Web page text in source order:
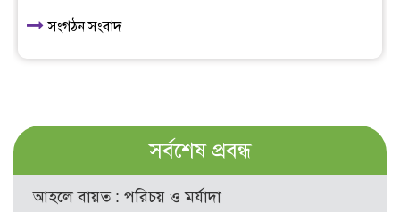
সংগঠন সংবাদ
সর্বশেষ প্রবন্ধ
আহলে বায়ত : পরিচয় ও মর্যাদা